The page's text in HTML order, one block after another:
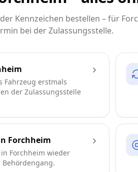
Kennzeichen bestellen – für
bei der Zulassungsstelle.
Fahrzeug erstmals
der Zulassungsstelle
Forchheim
Forchheim wieder
Behördengang.